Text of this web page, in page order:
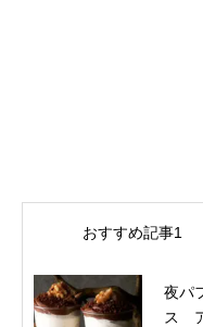
おすすめ記事1
夜パ
ス